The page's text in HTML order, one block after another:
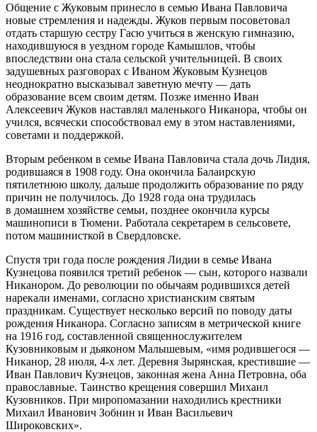
Общение с Жуковым принесло в семью Ивана Павловича
новые стремления и надежды. Жуков первым посоветовал
отдать старшую сестру Гасю учиться в женскую гимназию,
находившуюся в уездном городе Камышлов, чтобы
впоследствии она стала сельской учительницей. В своих
задушевных разговорах с Иваном Жуковым Кузнецов
неоднократно высказывал заветную мечту — дать
образование всем своим детям. Позже именно Иван
Алексеевич Жуков наставлял маленького Никанора, чтобы он
учился, всячески способствовал ему в этом наставлениями,
советами и поддержкой.
Вторым ребенком в семье Ивана Павловича стала дочь Лидия,
родившаяся в 1908 году. Она окончила Балаирскую
пятилетнюю школу, дальше продолжить образование по ряду
причин не получилось. До 1928 года она трудилась
в домашнем хозяйстве семьи, позднее окончила курсы
машинописи в Тюмени. Работала секретарем в сельсовете,
потом машинисткой в Свердловске.
Спустя три года после рождения Лидии в семье Ивана
Кузнецова появился третий ребенок — сын, которого назвали
Никанором. До революции по обычаям родившихся детей
нарекали именами, согласно христианским святым
праздникам. Существует несколько версий по поводу даты
рождения Никанора. Согласно записям в метрической книге
на 1916 год, составленной священнослужителем
Кузовниковым и дьяконом Малышевым, «имя родившегося —
Никанор, 28 июля, 4-х лет. Деревня Зырянская, крестившие —
Иван Павлович Кузнецов, законная жена Анна Петровна, оба
православные. Таинство крещения совершил Михаил
Кузовников. При миропомазании находились крестники
Михаил Иванович Зобнин и Иван Васильевич
Широковских».